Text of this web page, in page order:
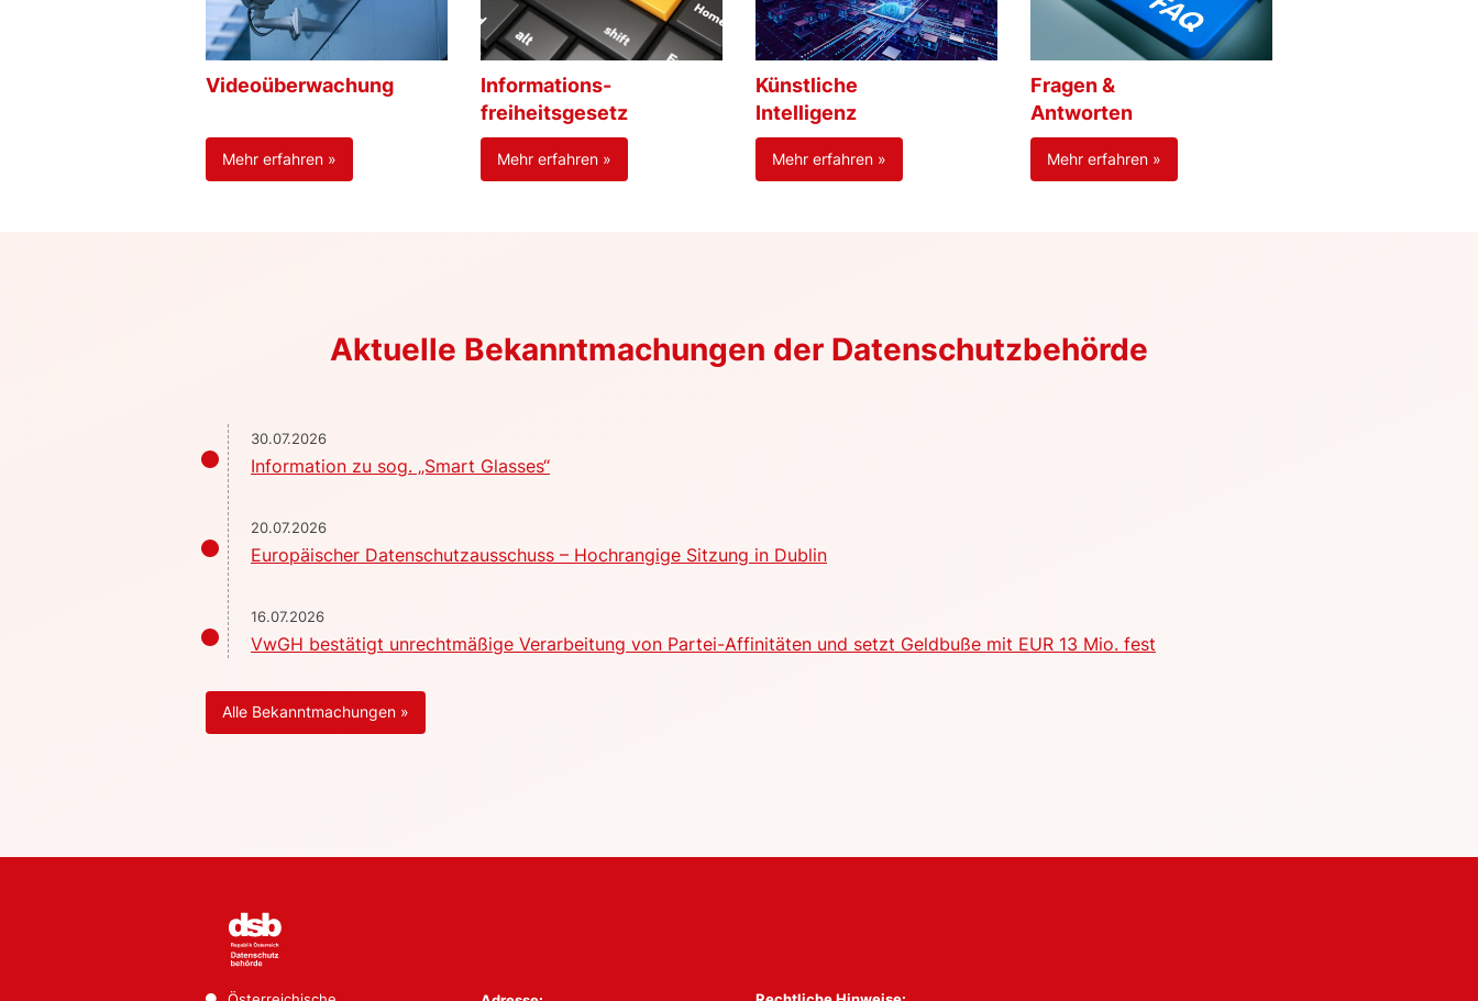
Videoüberwachung
Mehr erfahren »
Informations-
freiheitsgesetz
Mehr erfahren »
Künstliche
Intelligenz
Mehr erfahren »
Fragen &
Antworten
Mehr erfahren »
Aktuelle Bekanntmachungen der Datenschutzbehörde
30.07.2026
Information zu sog. „Smart Glasses“
20.07.2026
Europäischer Datenschutzausschuss – Hochrangige Sitzung in Dublin
16.07.2026
VwGH bestätigt unrechtmäßige Verarbeitung von Partei-Affinitäten und setzt Geldbuße mit EUR 13 Mio. fest
Alle Bekanntmachungen »